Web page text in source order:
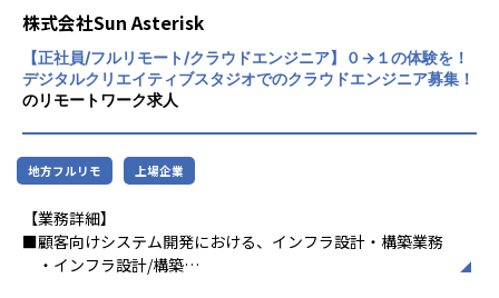
●企業規模や業界など、様々なタイプのクライアントが集ま
る中、対応するフェーズの制約を作らず、新しいサービスや
価値を届けるために議論し協力できる環境です。
●国籍ひとつをとっても日本・ベトナム・ペルー・オラン
点、知見、文化をもったメンバーとのチーム開発が可能で
す。
【風土・働き方】
当社は個人がベストパフォーマンスを発揮できる働き方を推
奨しています。リモートワークや裁量労働制を導入してお
上場し、1800名規模の組織に急成長しまし
た。
Sun*は世界平和を目指します。 世界を見渡せ
ば、SDGsで語られるような大きな社会課題
から、身の回りの小さな生活の課題まで様々
な課題があふれています。私たちはそういっ
た課題解決に、デジタルテクノロジーとクリ
そして課題解決の先の未来、人がそれぞれ思
い描く価値を、「自由に創造できる世界」の
株式会社Sun Asterisk
【正社員/フルリモート/クラウドエンジニア】０→１の体験を！
デジタルクリエイティブスタジオでのクラウドエンジニア募集！
のリモートワーク求人
地方フルリモ 上場企業
【業務詳細】
■顧客向けシステム開発における、インフラ設計・構築業務
・インフラ設計/構築